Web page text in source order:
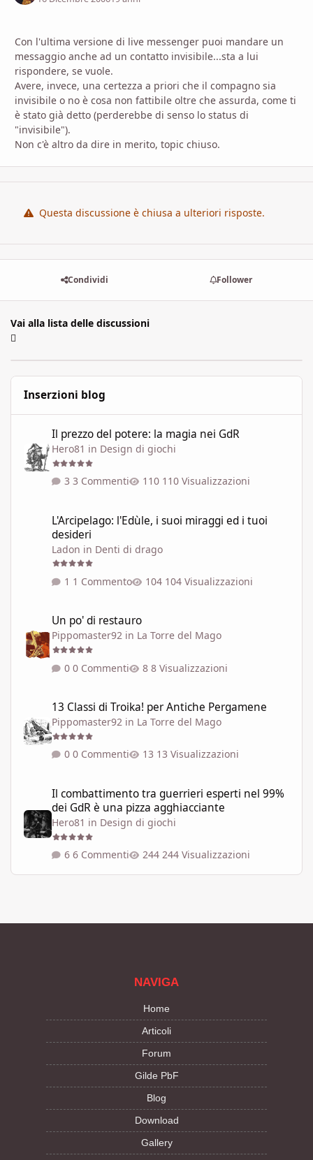
Con l'ultima versione di live messenger puoi mandare un
messaggio anche ad un contatto invisibile...sta a lui
rispondere, se vuole.
Avere, invece, una certezza a priori che il compagno sia
invisibile o no è cosa non fattibile oltre che assurda, come ti
è stato già detto (perderebbe di senso lo status di
"invisibile").
Non c'è altro da dire in merito, topic chiuso.
Questa discussione è chiusa a ulteriori risposte.
Condividi Follower
Vai alla lista delle discussioni
Inserzioni blog
Il prezzo del potere: la magia nei GdR
Hero81 in Design di giochi
3 Commenti 110 Visualizzazioni
L'Arcipelago: l'Edùle, i suoi miraggi ed i tuoi
desideri
Ladon in Denti di drago
1 Commento 104 Visualizzazioni
Un po' di restauro
Pippomaster92 in La Torre del Mago
0 Commenti 8 Visualizzazioni
13 Classi di Troika! per Antiche Pergamene
Pippomaster92 in La Torre del Mago
0 Commenti 13 Visualizzazioni
Il combattimento tra guerrieri esperti nel 99%
dei GdR è una pizza agghiacciante
Hero81 in Design di giochi
6 Commenti 244 Visualizzazioni
NAVIGA
Home
Articoli
Forum
Gilde PbF
Blog
Download
Gallery